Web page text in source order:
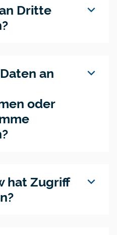
expand_more
Dritte
expand_more
an
oder
expand_more
hat Zugriff